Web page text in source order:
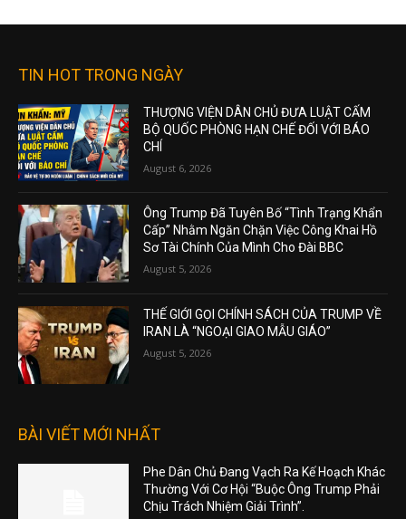
TIN HOT TRONG NGÀY
THƯỢNG VIỆN DÂN CHỦ ĐƯA LUẬT CẤM
BỘ QUỐC PHÒNG HẠN CHẾ ĐỐI VỚI BÁO
CHÍ
August 6, 2026
Ông Trump Đã Tuyên Bố “Tình Trạng Khẩn
Cấp” Nhằm Ngăn Chặn Việc Công Khai Hồ
Sơ Tài Chính Của Mình Cho Đài BBC
August 5, 2026
THẾ GIỚI GỌI CHÍNH SÁCH CỦA TRUMP VỀ
IRAN LÀ “NGOẠI GIAO MẪU GIÁO”
August 5, 2026
BÀI VIẾT MỚI NHẤT
Phe Dân Chủ Đang Vạch Ra Kế Hoạch Khác
Thường Với Cơ Hội “Buộc Ông Trump Phải
Chịu Trách Nhiệm Giải Trình”.